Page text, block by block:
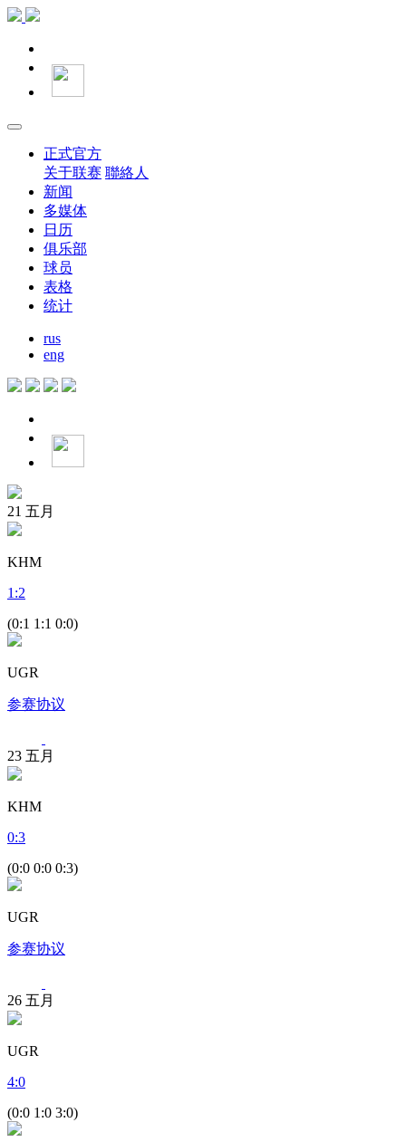
正式官方
关于联赛 聯絡人
新闻
多媒体
日历
俱乐部
球员
表格
统计
rus
eng
21 五月
KHM
1 :2
(0:1 1:1 0:0)
UGR
参赛协议
23 五月
KHM
0:3
(0:0 0:0 0:3)
UGR
参赛协议
26 五月
UGR
4:0
(0:0 1:0 3:0)